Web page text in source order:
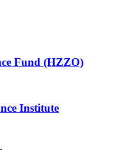
Fund (HZZO)
Institute